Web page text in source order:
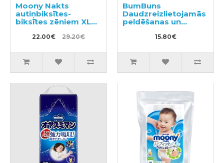
Moony Nakts
autiņbiksītes-
biksītes zēniem XL
22.00€ 29.20€
BumBuns
Daudzreizlietojamās
peldēšanas un
podiņmācību
autiņbiksīte L 14–
15.80€